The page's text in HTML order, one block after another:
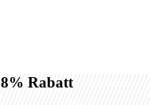
8% Rabatt